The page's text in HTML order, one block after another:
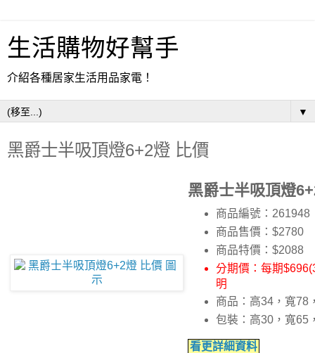
生活購物好幫手
介紹各種居家生活用品家電！
▼
黑爵士半吸頂燈6+2燈 比價
黑爵士半吸頂燈
商品編號：261948
商品售價：$2780
商品特價： $2088
分期價：每期
明
商品：高34，寬78
包裝：高30，寬65
看更詳細資料